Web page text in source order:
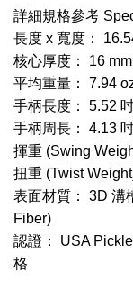
詳細規格參考
長度 x 寬度：
核心厚度： 16 mm
平均重量： 7.94
手柄長度： 5.52
手柄周長： 4.13
揮重 (Swing
扭重 (Twist
表面材質： 3D 溝
Fiber)
認證： USA
格